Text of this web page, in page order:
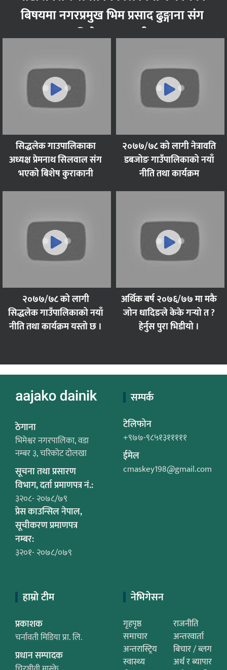
बिषयमा नगरप्रमुख भिम प्रसाद ढुङ्गाना संग
बिशेष कुराकानी
सिद्धलेक गाउपालिकाका
अध्यक्ष प्रेमनाथ सिलवाल संग
भएको बिशेष कुराकानी
२०७७/७८ को लागी नेत्रावति
डबजोङ गाउँपालिकाको नयाँ
नीति तथा कार्यक्रम
२०७७/७८ को लागी
सिद्धलेक गाउँपालिकाको नयाँ
नीति तथा कार्यक्रम यस्तो छ ।
अर्थिक बर्ष २०७६/७७ मा मकै
जोन धादिङले केके गर्‍यो त ?
हेर्नुस पुरा भिडीयो ।
ठेगाना
भिमेश्वर नगरपालिका, वडा
नम्बर ३, चरिकोट दोलखा
सूचना तथा प्रसारण
विभाग, दर्ता प्रमाणपत्र नं.:
३२०८- २०७८/७९
प्रेस काउन्सिल नेपाल,
सूचीकरण प्रमाणपत्र
नम्बर:
३२०१- २०७८/०७९
सम्पर्क
टेलिफोन
+९७७-९८५१३१११११
ईमेल
cmaskey198@gmail.com
हाम्रो टीम
प्रकाशक
चर्नावती मिडिया प्रा. लि.
प्रधान सम्पादक
नेभिगेसन
गृहपृष्ठ
राजनीति
समाचार
अन्तरवार्ता
अन्तरास्ट्रिय
बिचार / ब्लग
स्वास्थ्य
अर्थ र ब्यापार